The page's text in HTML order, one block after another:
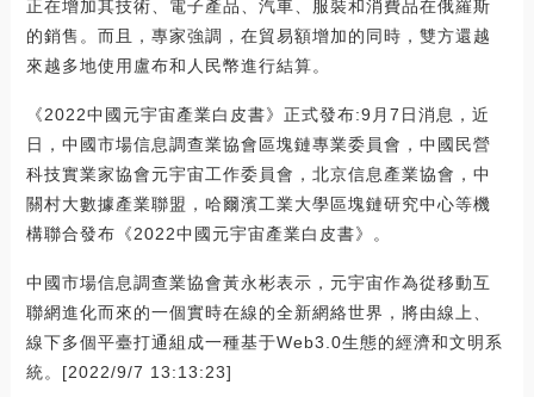
正在增加其技術、電子產品、汽車、服裝和消費品在俄羅斯
的銷售。而且，專家強調，在貿易額增加的同時，雙方還越
來越多地使用盧布和人民幣進行結算。
《2022中國元宇宙產業白皮書》正式發布:9月7日消息，近
日，中國市場信息調查業協會區塊鏈專業委員會，中國民營
科技實業家協會元宇宙工作委員會，北京信息產業協會，中
關村大數據產業聯盟，哈爾濱工業大學區塊鏈研究中心等機
構聯合發布《2022中國元宇宙產業白皮書》。
中國市場信息調查業協會黃永彬表示，元宇宙作為從移動互
聯網進化而來的一個實時在線的全新網絡世界，將由線上、
線下多個平臺打通組成一種基于Web3.0生態的經濟和文明系
統。[2022/9/7 13:13:23]